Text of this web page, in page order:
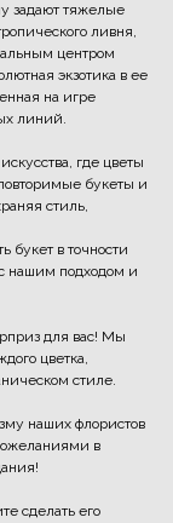
задают тяжелые
ливня,
центром
экзотика в ее
на игре
линий.
где цветы
букеты и
стиль,
букет в точности
нашим подходом и
для вас! Мы
цветка,
стиле.
наших флористов
в
сделать его